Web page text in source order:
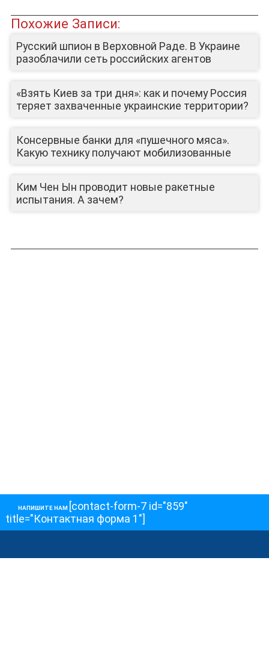
ЛИЦА КАНАЛА
Похожие Записи:
Русский шпион в Верховной Раде. В Украине
разоблачили сеть российских агентов
«Взять Киев за три дня»: как и почему Россия
теряет захваченные украинские территории?
Консервные банки для «пушечного мяса».
Какую технику получают мобилизованные
Ким Чен Ын проводит новые ракетные
испытания. А зачем?
НАПИШИТЕ НАМ [contact-form-7 id="859"
title="Контактная форма 1"]